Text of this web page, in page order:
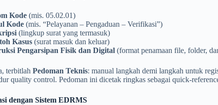
Kode(mis. 05.02.01)
Kode(mis. “Pelayanan – Pengaduan – Verifikasi”)
(lingkup surat yang termasuk)
Kasus(surat masuk dan keluar)
Pengarsipan Fisik dan Digital(format penamaan file, folder,
terbitlah Pedoman Teknis: manual langkah demi langkah untuk
quality control. Pedoman ini dicetak ringkas sebagai
dengan Sistem EDRMS